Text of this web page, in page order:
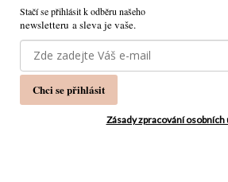
Používáme cookies, abychom vám
prohlížení webu a díky analýze
jeho funkce, výkon a použitelnost.
Stačí se přihlásit k odběru našeho
newsletteru a sleva je vaše.
Chci se přihlásit
Zásady zpracování osobních